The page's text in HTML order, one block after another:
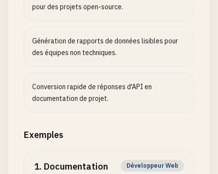
pour des projets open-source.
Génération de rapports de données lisibles pour
des équipes non techniques.
Conversion rapide de réponses d'API en
documentation de projet.
Exemples
1. Documentation
Développeur Web